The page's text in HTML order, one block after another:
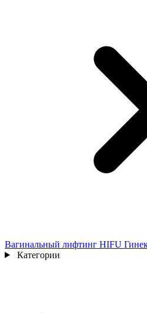
Вагинальный лифтинг HIFU
Категории